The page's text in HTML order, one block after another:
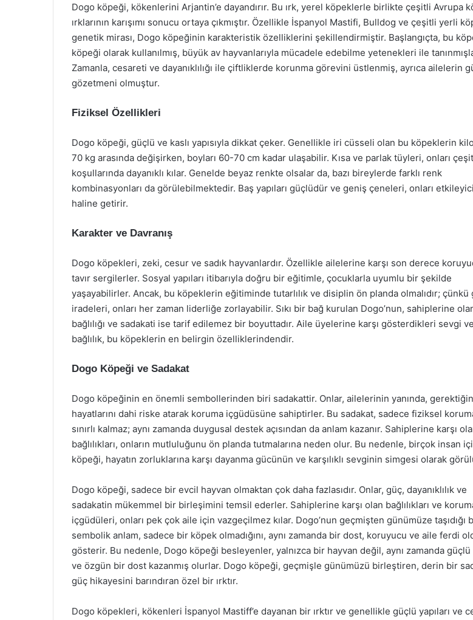
Dogo köpeği, kökenlerini Arjantin’e dayandırır. Bu ırk, yerel köpeklerle birlikte çeşitli Avrupa
ırklarının karışımı sonucu ortaya çıkmıştır. Özellikle İspanyol Mastifi, Bulldog ve çeşitli yerli
genetik mirası, Dogo köpeğinin karakteristik özelliklerini şekillendirmiştir. Başlangıçta, bu
köpeği olarak kullanılmış, büyük av hayvanlarıyla mücadele edebilme yetenekleri ile
Zamanla, cesareti ve dayanıklılığı ile çiftliklerde korunma görevini üstlenmiş, ayrıca ailelerin
gözetmeni olmuştur.
Fiziksel Özellikleri
Dogo köpeği, güçlü ve kaslı yapısıyla dikkat çeker. Genellikle iri cüsseli olan bu köpeklerin
70 kg arasında değişirken, boyları 60-70 cm kadar ulaşabilir. Kısa ve parlak tüyleri, onları
koşullarında dayanıklı kılar. Genelde beyaz renkte olsalar da, bazı bireylerde farklı renk
kombinasyonları da görülebilmektedir. Baş yapıları güçlüdür ve geniş çeneleri, onları
haline getirir.
Karakter ve Davranış
Dogo köpekleri, zeki, cesur ve sadık hayvanlardır. Özellikle ailelerine karşı son derece
tavır sergilerler. Sosyal yapıları itibarıyla doğru bir eğitimle, çocuklarla uyumlu bir şekilde
yaşayabilirler. Ancak, bu köpeklerin eğitiminde tutarlılık ve disiplin ön planda olmalıdır; çünkü
iradeleri, onları her zaman liderliğe zorlayabilir. Sıkı bir bağ kurulan Dogo’nun, sahiplerine
bağlılığı ve sadakati ise tarif edilemez bir boyuttadır. Aile üyelerine karşı gösterdikleri sevgi ve
bağlılık, bu köpeklerin en belirgin özelliklerindendir.
Dogo Köpeği ve Sadakat
Dogo köpeğinin en önemli sembollerinden biri sadakattir. Onlar, ailelerinin yanında,
hayatlarını dahi riske atarak koruma içgüdüsüne sahiptirler. Bu sadakat, sadece fiziksel
sınırlı kalmaz; aynı zamanda duygusal destek açısından da anlam kazanır. Sahiplerine karşı
bağlılıkları, onların mutluluğunu ön planda tutmalarına neden olur. Bu nedenle, birçok insan
köpeği, hayatın zorluklarına karşı dayanma gücünün ve karşılıklı sevginin simgesi olarak
Dogo köpeği, sadece bir evcil hayvan olmaktan çok daha fazlasıdır. Onlar, güç, dayanıklılık ve
sadakatin mükemmel bir birleşimini temsil ederler. Sahiplerine karşı olan bağlılıkları ve
içgüdüleri, onları pek çok aile için vazgeçilmez kılar. Dogo’nun geçmişten günümüze taşıdığı
sembolik anlam, sadece bir köpek olmadığını, aynı zamanda bir dost, koruyucu ve aile ferdi
gösterir. Bu nedenle, Dogo köpeği besleyenler, yalnızca bir hayvan değil, aynı zamanda
ve özgün bir dost kazanmış olurlar. Dogo köpeği, geçmişle günümüzü birleştiren, derin bir
güç hikayesini barındıran özel bir ırktır.
Dogo köpekleri, kökenleri İspanyol Mastiff’e dayanan bir ırktır ve genellikle güçlü yapıları ve